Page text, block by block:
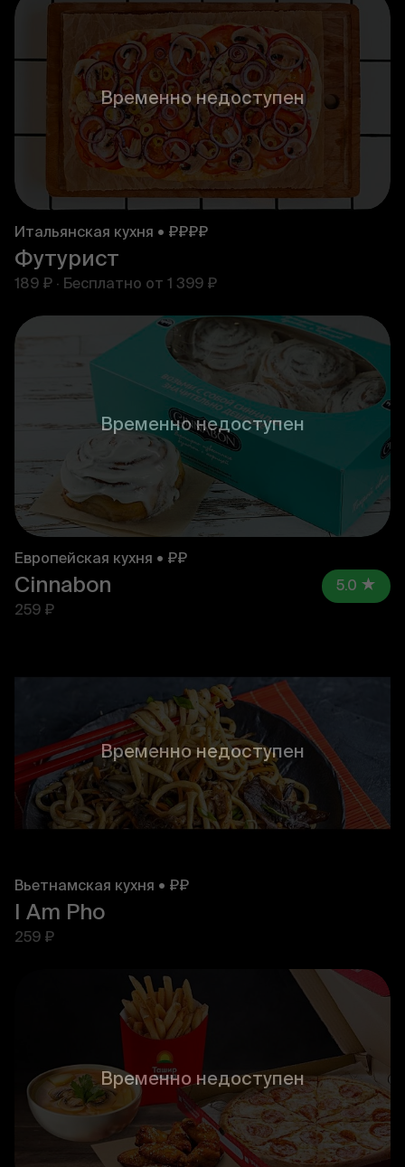
Временно недоступен
Итальянская кухня • ₽₽₽₽
Футурист
189 ₽ · Бесплатно от 1 399 ₽
Временно недоступен
Европейская кухня • ₽₽
Cinnabon
259 ₽
5.0
Временно недоступен
Вьетнамская кухня • ₽₽
I Am Pho
259 ₽
Временно недоступен